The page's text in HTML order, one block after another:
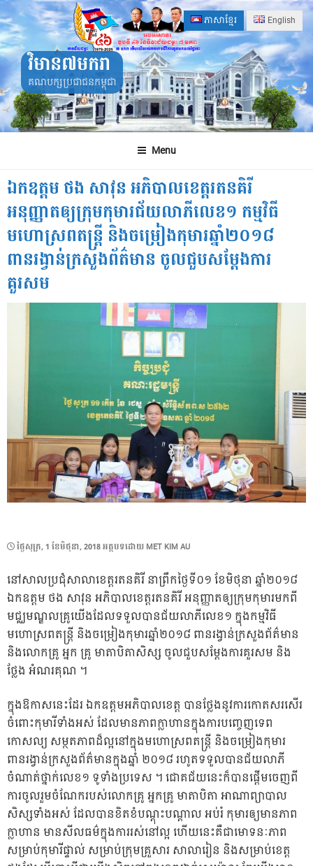
Skip
to
content
ភាសាខ្មែរ English
វិមាន៧មករា
គណបក្សប្រជាជនកម្ពុជា
Menu
ឯកឧត្តម ថង សាវុន អភិបាលខេត្តរតនគិរី
អនុញ្ញាតឲ្យក្រុមកុមារជ័យលាភីលេខ១ កម្មវិធី
មហោស្រពតន្ត្រី និងចម្រៀងកុមារឆ្នាំ២០១៨
ពានរង្វាន់ក្រសួងព័ត៌មាន ចូលជួបសម្តែងការ
គួរសម
POSTED
ថ្ងៃ​សុក្រ, 1 ខែ​មិថុនា, 2018អត្ថបទដោយ MET KIM AU
នៅសាលប្រជុំសាលាខេត្តរតនគិរី នាព្រឹកថ្ងៃទី០១ ខែមិថុនា ឆ្នាំ២០១៨
ឯកឧត្តម ថង សាវុន អភិបាលខេត្តរតនគិរី អនុញ្ញាតឲ្យក្រុមកុមារមកពី
មជ្ឈមណ្ឌលគ្រូយើងដែលទទួលបានជ័យលាភីលេខ១ ក្នុងកម្មវិធី
មហោស្រពតន្ត្រី និងចម្រៀងកុមារឆ្នាំ២០១៨ ពានរង្វាន់ក្រសួងព័ត៌មាន
និងលោកគ្រូ អ្នក គ្រូ មាតាបិតាសិស្ស ចូលជួបសម្តែងការគួរសម និង
ថ្លែង អំណរគុណ ។
ក្នុងឱកាសនេះដែរ ឯកឧត្តមអភិបាលខេត្ត បានថ្លែងនូវការកោតសរសើរ
ចំពោះកុមារីទាំងអស់ ដែលមានភាពក្លាហានក្នុងការបញ្ចេញទេព
កោសល្យ សម្ថតភាពដ៏ល្អនៅក្នុងមហោស្រពតន្ត្រី និងចម្រៀងកុមារ
ពានរង្វាន់ក្រសួងព័ត៌មានក្នុងឆ្នាំ ២០១៨ រហូតទទួលបានជ័យលាភី
ចំណាត់ថ្នាក់លេខ១ ទូទាំងប្រទេស ។ ជោគជ័យនេះក៏បានផ្តើមចេញពី
ការចូលរួមចំណែករបស់លោកគ្រូ អ្នកគ្រូ មាតាបិតា អាណាព្យាបាល
សិស្សទាំងអស់ ដែលបានខិតខំបណ្តុះបណ្តាល អប់រំ កុមារឲ្យមានភាព
ក្លាហាន មានសីលធម៌ក្នុងការរស់នៅល្អ ហើយនេះគឺជាមោទនៈភាព
សម្រាប់កុមារីផ្ទាល់ សម្រាប់ក្រុមគ្រួសារ សាលារៀន និងសម្រាប់ខេត្ត